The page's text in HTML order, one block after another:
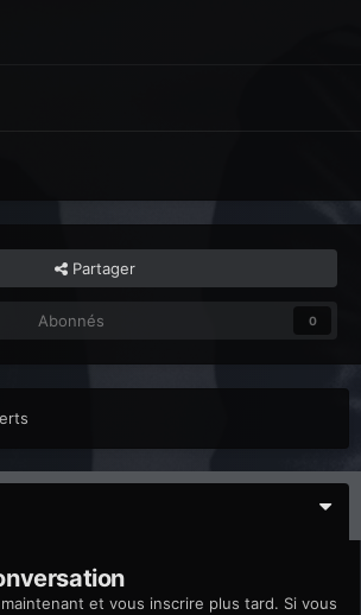
Partager
Abonnés 0
et vous inscrire plus tard. Si vous